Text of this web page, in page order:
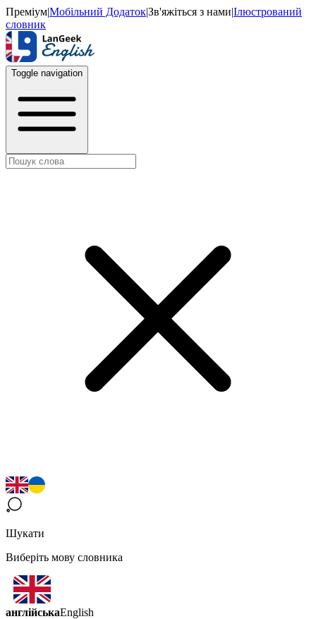
Преміум|Мобільний Додаток|Зв'яжіться з нами|Ілюстрований
словник
Toggle navigation
Шукати
Виберіть мову словника
англійськаEnglish